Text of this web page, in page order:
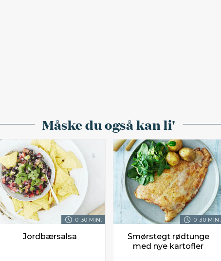
Måske du også kan li'
0-30 MIN.
Jordbærsalsa
0-30 MIN.
Smørstegt rødtunge
med nye kartofler